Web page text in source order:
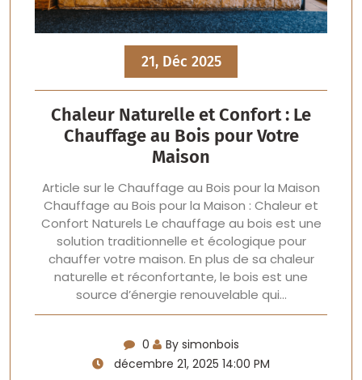
21, Déc 2025
Chaleur Naturelle et Confort : Le
Chauffage au Bois pour Votre
Maison
Article sur le Chauffage au Bois pour la Maison
Chauffage au Bois pour la Maison : Chaleur et
Confort Naturels Le chauffage au bois est une
solution traditionnelle et écologique pour
chauffer votre maison. En plus de sa chaleur
naturelle et réconfortante, le bois est une
source d’énergie renouvelable qui…
0
By simonbois
décembre 21, 2025 14:00 PM